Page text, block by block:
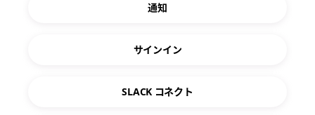
通知
サインイン
SLACK コネクト